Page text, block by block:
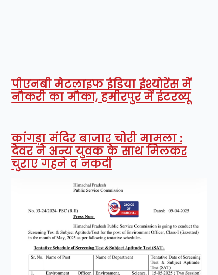
पीएनबी मेटलाइफ इंडिया इंश्योरेंस में
नौकरी का मौका, हमीरपुर में इंटरव्यू
कांगड़ा मंदिर बाजार चोरी मामला :
देवर ने अन्य युवक के साथ मिलकर
चुराए गहने व नकदी